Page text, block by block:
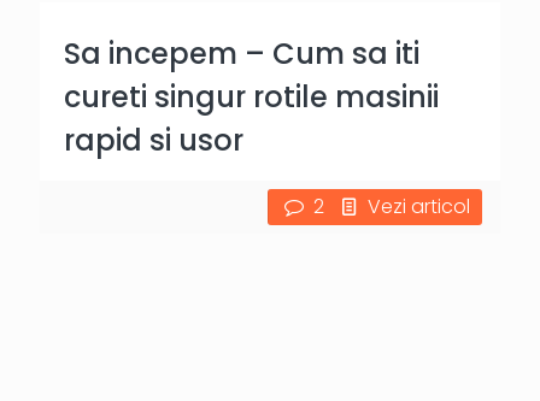
Sa incepem – Cum sa iti
cureti singur rotile masinii
rapid si usor
2 Vezi articol